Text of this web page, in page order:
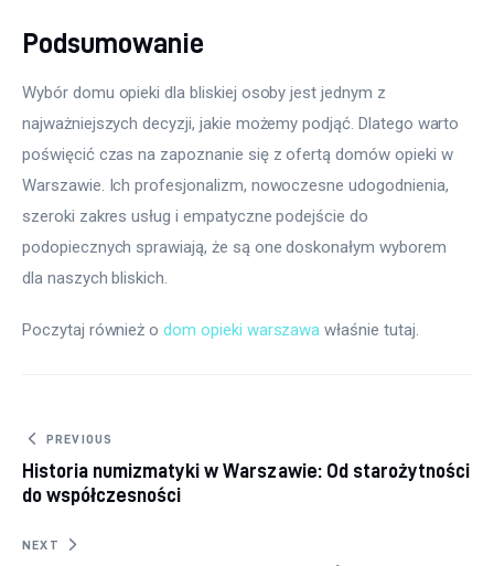
Podsumowanie
Wybór domu opieki dla bliskiej osoby jest jednym z
najważniejszych decyzji, jakie możemy podjąć. Dlatego warto
poświęcić czas na zapoznanie się z ofertą domów opieki w
Warszawie. Ich profesjonalizm, nowoczesne udogodnienia,
szeroki zakres usług i empatyczne podejście do
podopiecznych sprawiają, że są one doskonałym wyborem
dla naszych bliskich.
Poczytaj również o dom opieki warszawa właśnie tutaj.
Nawigacja
wpisu
PREVIOUS
Historia numizmatyki w Warszawie: Od starożytności
do współczesności
NEXT